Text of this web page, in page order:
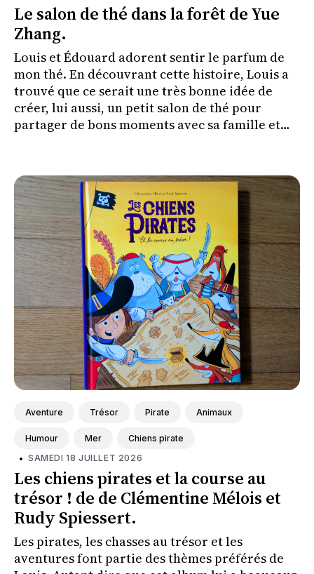
Le salon de thé dans la forêt de Yue
Zhang.
Louis et Édouard adorent sentir le parfum de
mon thé. En découvrant cette histoire, Louis a
trouvé que ce serait une très bonne idée de
créer, lui aussi, un petit salon de thé pour
partager de bons moments avec sa famille et
Aventure Trésor Pirate Animaux
Humour Mer Chiens pirate
• SAMEDI 18 JUILLET 2026
Les chiens pirates et la course au
trésor ! de de Clémentine Mélois et
Rudy Spiessert.
Les pirates, les chasses au trésor et les
aventures font partie des thèmes préférés de